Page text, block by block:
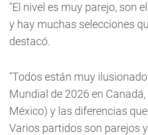
"El nivel es muy parejo, son
y hay muchas selecciones
destacó.
"Todos están muy
Mundial de 2026 en
México) y las diferencias
Varios partidos son parejos